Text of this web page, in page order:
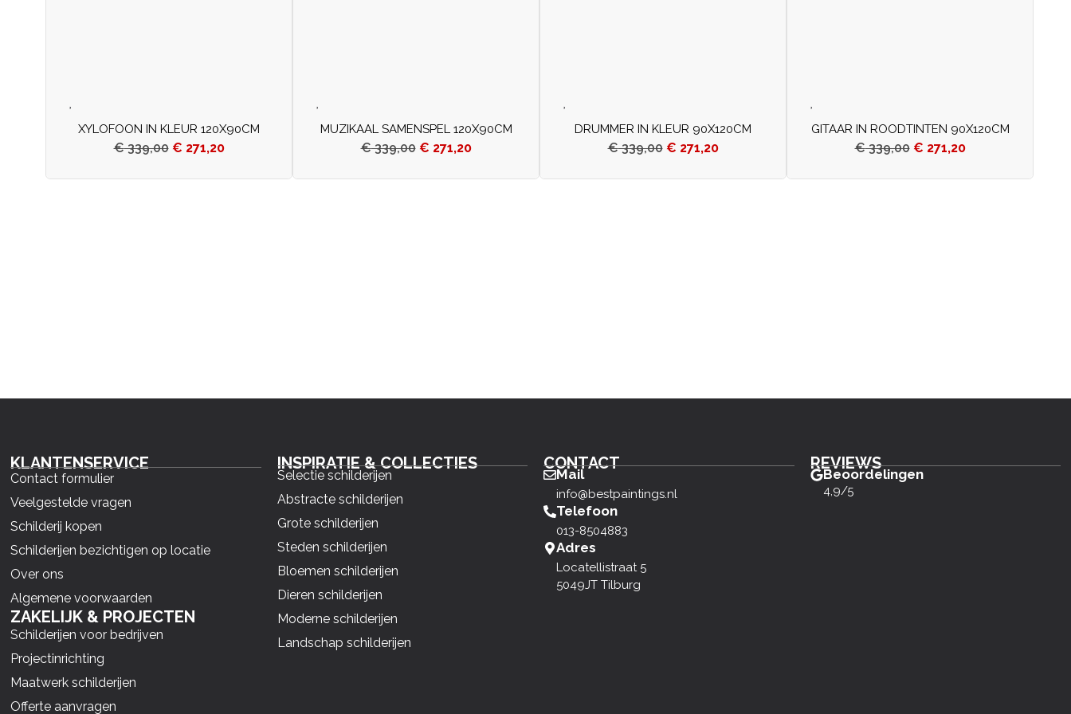
XYLOFOON IN KLEUR 120X90CM
€339,00 € 271,20
MUZIKAAL SAMENSPEL 120X90CM
€339,00 € 271,20
DRUMMER IN KLEUR 90X120CM
€339,00 € 271,20
GITAAR IN ROODTINTEN 90X120CM
€339,00 € 271,20
KLANTENSERVICE
Contact formulier
Veelgestelde vragen
Schilderij kopen
Schilderijen bezichtigen op locatie
Over ons
Algemene voorwaarden
ZAKELIJK & PROJECTEN
Schilderijen voor bedrijven
Projectinrichting
Maatwerk schilderijen
Offerte aanvragen
INSPIRATIE & COLLECTIES
Selectie schilderijen
Abstracte schilderijen
Grote schilderijen
Steden schilderijen
Bloemen schilderijen
Dieren schilderijen
Moderne schilderijen
Landschap schilderijen
CONTACT
Mail
info@bestpaintings.nl
Telefoon
013-8504883
Adres
Locatellistraat 5
5049JT Tilburg
REVIEWS
Beoordelingen
4,9/5